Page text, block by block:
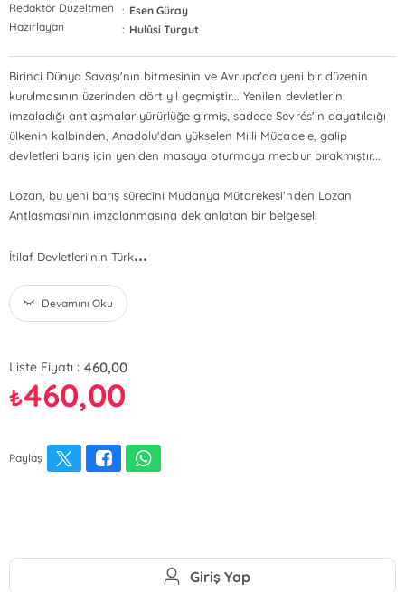
Redaktör Düzeltmen
: Esen Güray
Hazırlayan
: Hulûsi Turgut
Birinci Dünya Savaşı'nın bitmesinin ve Avrupa'da yeni bir düzenin
kurulmasının üzerinden dört yıl geçmiştir... Yenilen devletlerin
imzaladığı antlaşmalar yürürlüğe girmiş, sadece Sevrés'in dayatıldığı
ülkenin kalbinden, Anadolu'dan yükselen Milli Mücadele, galip
devletleri barış için yeniden masaya oturmaya mecbur bırakmıştır...
Lozan, bu yeni barış sürecini Mudanya Mütarekesi'nden Lozan
Antlaşması'nın imzalanmasına dek anlatan bir belgesel:
İtilaf Devletleri'nin Türk...
Devamını Oku
Liste Fiyatı : 460,00
₺460,00
Paylaş
Giriş Yap